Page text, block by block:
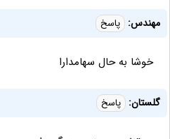
مهندس: پاسخ
خوشا به حال سهامدارا
گلستان: پاسخ